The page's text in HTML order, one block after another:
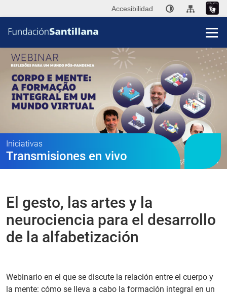
Accesibilidad
Iniciativas
Transmisiones en vivo
El gesto, las artes y la
neurociencia para el desarrollo
de la alfabetización
Webinario en el que se discute la relación entre el cuerpo y
la mente: cómo se lleva a cabo la formación integral en un